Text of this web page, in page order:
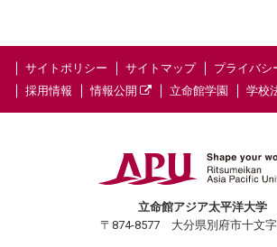
サイトポリシー サイトマップ
プライバシ
採用情報
情報公開 立命館学園 学校
立命館アジア太平洋大学
〒874-8577 大分県別府市十文字